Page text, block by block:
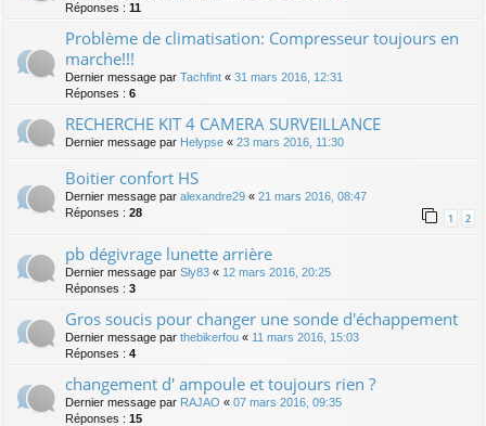
Réponses : 11
Problème de climatisation: Compresseur toujours en
marche!!!
Dernier message par Tachfint « 31 mars 2016, 12:31
Réponses : 6
RECHERCHE KIT 4 CAMERA SURVEILLANCE
Dernier message par Helypse « 23 mars 2016, 11:30
Boitier confort HS
Dernier message par alexandre29 « 21 mars 2016, 08:47
Réponses : 28 1 2
pb dégivrage lunette arrière
Dernier message par Sly83 « 12 mars 2016, 20:25
Réponses : 3
Gros soucis pour changer une sonde d'échappement
Dernier message par thebikerfou « 11 mars 2016, 15:03
Réponses : 4
changement d' ampoule et toujours rien ?
Dernier message par RAJAO « 07 mars 2016, 09:35
Réponses : 15